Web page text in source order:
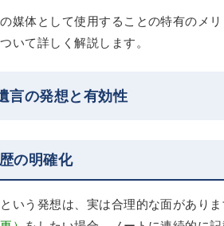
媒体として使用することの特有のメ
いて詳しく解説します。
の発想と有効性
の明確化
いう発想は、実は合理的な面がありま